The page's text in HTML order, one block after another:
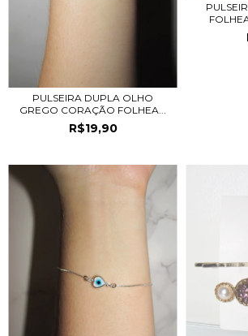
PULSEIRA DUPLA OLHO
GREGO CORAÇÃO FOLHEA...
R$19,90